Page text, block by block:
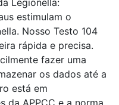
Legionella:
estimulam o
Nosso Testo 104
rápida e precisa.
fazer uma
os dados até a
está em
da APPCC e a norma